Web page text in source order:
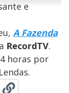
e
A Fazenda
RecordTV.
horas por